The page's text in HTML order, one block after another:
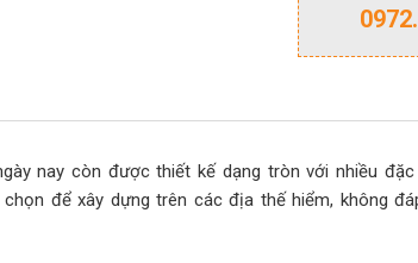
nay còn được thiết kế dạng tròn với nhiều
để xây dựng trên các địa thế hiểm, không